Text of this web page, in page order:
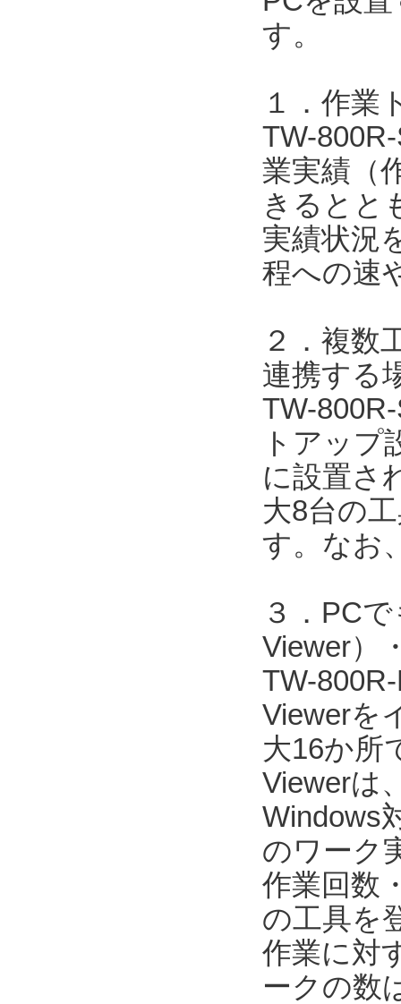
す。
１．作業
TW-
業実績（
きるとと
実績状況
程への速
２．複数
連携する
TW-
トアップ
に設置さ
大8台の
す。なお
３．PC
Viewer）
TW-
Viewerを
大16か所
Viewerは
Windows
のワーク
作業回数
の工具を
作業に対
ークの数